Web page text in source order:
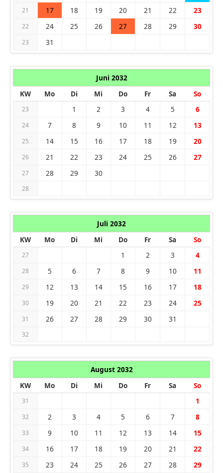
21 17 18 19 20 21 22 23
22 24 25 26 27 28 29 30
23 31
Juni 2032
KW
Mo Di Mi Do Fr Sa So
23 1 2 3 4 5 6
24 7 8 9 10 11 12 13
25 14 15 16 17 18 19 20
26 21 22 23 24 25 26 27
27 28 29 30
28
Juli 2032
KW
Mo Di Mi Do Fr Sa So
27 1 2 3 4
28 5 6 7 8 9 10 11
29 12 13 14 15 16 17 18
30 19 20 21 22 23 24 25
31 26 27 28 29 30 31
32
August 2032
KW
Mo Di Mi Do Fr Sa So
31 1
32 2 3 4 5 6 7 8
33 9 10 11 12 13 14 15
34 16 17 18 19 20 21 22
35 23 24 25 26 27 28 29